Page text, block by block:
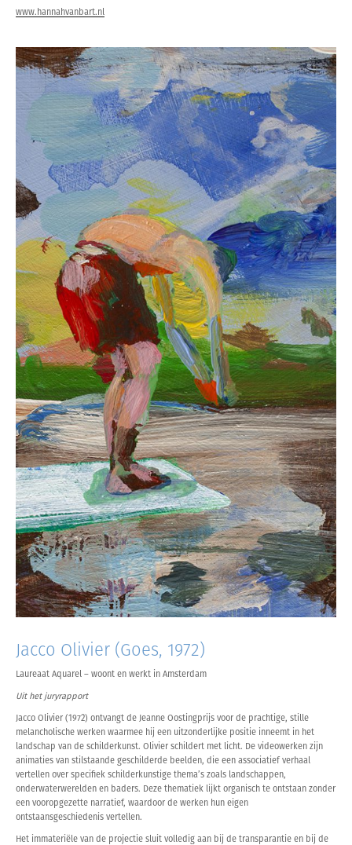
www.hannahvanbart.nl
Jacco Olivier (Goes, 1972)
Laureaat Aquarel – woont en werkt in Amsterdam
Uit het juryrapport
Jacco Olivier (1972) ontvangt de Jeanne Oostingprijs voor de prachtige, stille
melancholische werken waarmee hij een uitzonderlijke positie inneemt in het
landschap van de schilderkunst. Olivier schildert met licht. De videowerken zijn
animaties van stilstaande geschilderde beelden, die een associatief verhaal
vertellen over specifiek schilderkunstige thema’s zoals landschappen,
onderwaterwerelden en baders. Deze thematiek lijkt organisch te ontstaan zonder
een vooropgezette narratief, waardoor de werken hun eigen
ontstaansgeschiedenis vertellen.
Het immateriële van de projectie sluit volledig aan bij de transparantie en bij de